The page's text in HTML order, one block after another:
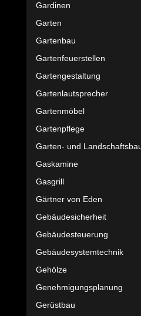
Gardinen
Garten
Gartenbau
Gartenfeuerstellen
Gartengestaltung
Gartenlautsprecher
Gartenmöbel
Gartenpflege
Garten- und
Gaskamine
Gasgrill
Gärtner von Eden
Gebäudesicherheit
Gebäudesteuerung
Gebäudesystemtechnik
Gehölze
Genehmigungsplanung
Gerüstbau